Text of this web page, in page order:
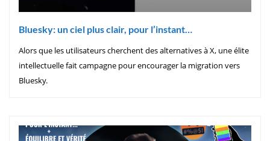
Bluesky: un ciel plus clair, pour l’instant…
Alors que les utilisateurs cherchent des alternatives à X, une élite
intellectuelle fait campagne pour encourager la migration vers
Bluesky.